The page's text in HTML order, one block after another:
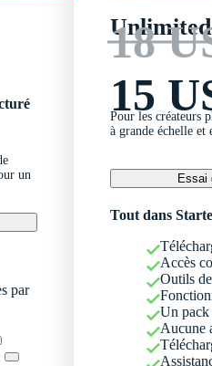
un
par
Unlimited
18
15
Pour les créateurs
à grande échelle et
Essai
Tout dans
Accès
Outils
Un pack
Aucune